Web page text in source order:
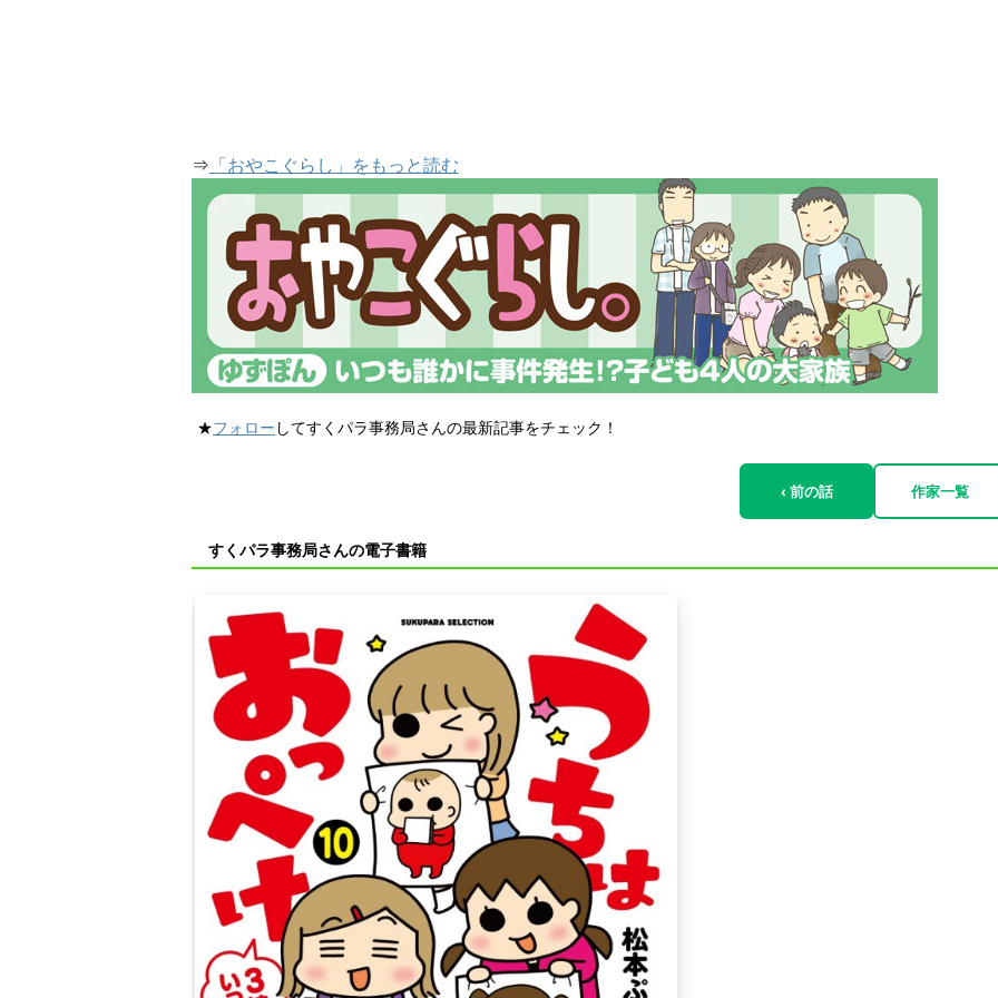
⇒ 「おやこぐらし」をもっと読む
★フォロー してすくパラ事務局さんの最新記事をチェック！
‹ 前の話 作家一覧
すくパラ事務局さんの電子書籍